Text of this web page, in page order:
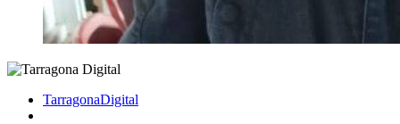
TarragonaDigital